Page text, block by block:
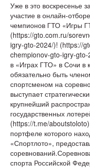
Уже в это воскресенье
участие в онлайн-
чемпионов ГТО «Игры
(https://gto.com.ru/
igry-gto-2024/)! (https://
chempionov-gto-igry-
в «Играх ГТО» в Сочи в
обязательно быть
спортсменом на
выступает
крупнейший
государственных
(https://t.me/
портфеле которого
«Спортлото»,
спорта Российской